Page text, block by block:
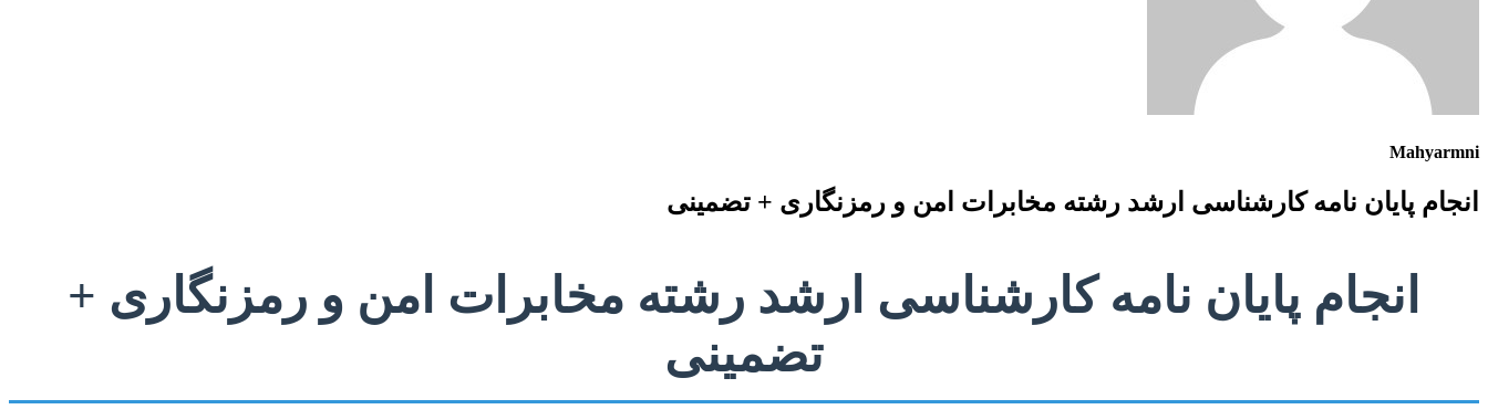
Mahyarmni
انجام پایان نامه کارشناسی ارشد رشته مخابرات امن و رمزنگاری + تضمینی
انجام پایان نامه کارشناسی ارشد رشته مخابرات امن و رمزنگاری +
تضمینی